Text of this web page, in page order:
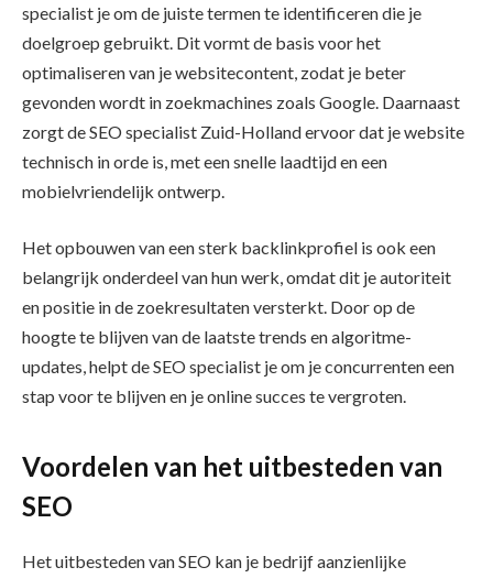
specialist je om de juiste termen te identificeren die je
doelgroep gebruikt. Dit vormt de basis voor het
optimaliseren van je websitecontent, zodat je beter
gevonden wordt in zoekmachines zoals Google. Daarnaast
zorgt de SEO specialist Zuid-Holland ervoor dat je website
technisch in orde is, met een snelle laadtijd en een
mobielvriendelijk ontwerp.
Het opbouwen van een sterk backlinkprofiel is ook een
belangrijk onderdeel van hun werk, omdat dit je autoriteit
en positie in de zoekresultaten versterkt. Door op de
hoogte te blijven van de laatste trends en algoritme-
updates, helpt de SEO specialist je om je concurrenten een
stap voor te blijven en je online succes te vergroten.
Voordelen van het uitbesteden van
SEO
Het uitbesteden van SEO kan je bedrijf aanzienlijke